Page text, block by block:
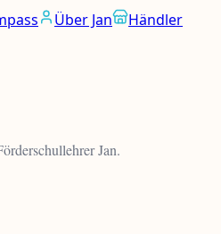
Über Jan
Händler
Jan.